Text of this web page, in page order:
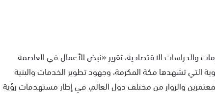
والدراسات الاقتصادية، تقرير «نبض الأعمال في العاصمة
التي تشهدها مكة المكرمة، وجهود تطوير الخدمات والبنية
والزوار من مختلف دول العالم، في إطار مستهدفات رؤية